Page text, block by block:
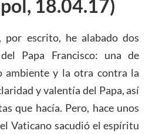
18.04.17)
por escrito, he alabado dos
Papa Francisco: una de
ambiente y la otra contra la
y valentía del Papa, así
que hacía. Pero, hace unos
Vaticano sacudió el espíritu